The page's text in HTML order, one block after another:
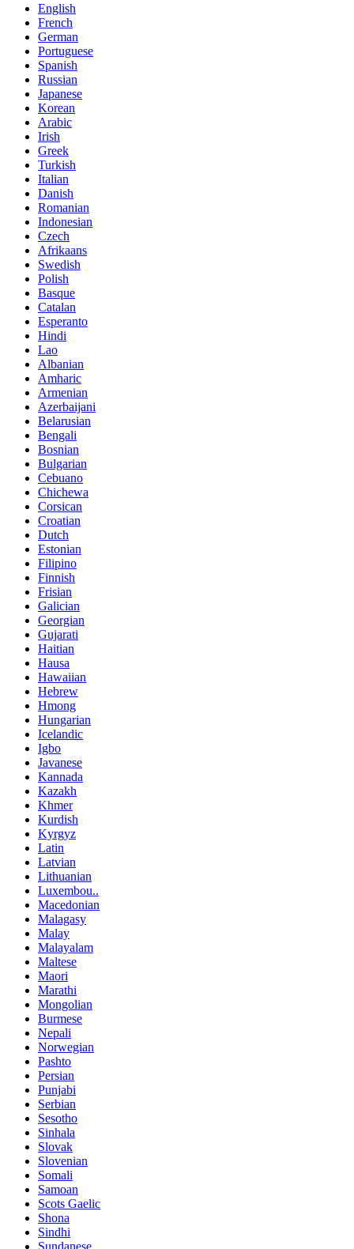
English
French
German
Portuguese
Spanish
Russian
Japanese
Korean
Arabic
Irish
Greek
Turkish
Italian
Danish
Romanian
Indonesian
Czech
Afrikaans
Swedish
Polish
Basque
Catalan
Esperanto
Hindi
Lao
Albanian
Amharic
Armenian
Azerbaijani
Belarusian
Bengali
Bosnian
Bulgarian
Cebuano
Chichewa
Corsican
Croatian
Dutch
Estonian
Filipino
Finnish
Frisian
Galician
Georgian
Gujarati
Haitian
Hausa
Hawaiian
Hebrew
Hmong
Hungarian
Icelandic
Igbo
Javanese
Kannada
Kazakh
Khmer
Kurdish
Kyrgyz
Latin
Latvian
Lithuanian
Luxembou..
Macedonian
Malagasy
Malay
Malayalam
Maltese
Maori
Marathi
Mongolian
Burmese
Nepali
Norwegian
Pashto
Persian
Punjabi
Serbian
Sesotho
Sinhala
Slovak
Slovenian
Somali
Samoan
Scots Gaelic
Shona
Sindhi
Sundanese